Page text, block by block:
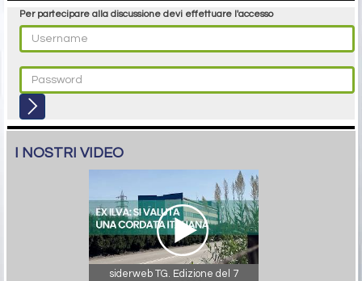
Per partecipare alla discussione devi effettuare l'accesso
I NOSTRI VIDEO
siderweb TG. Edizione del 7